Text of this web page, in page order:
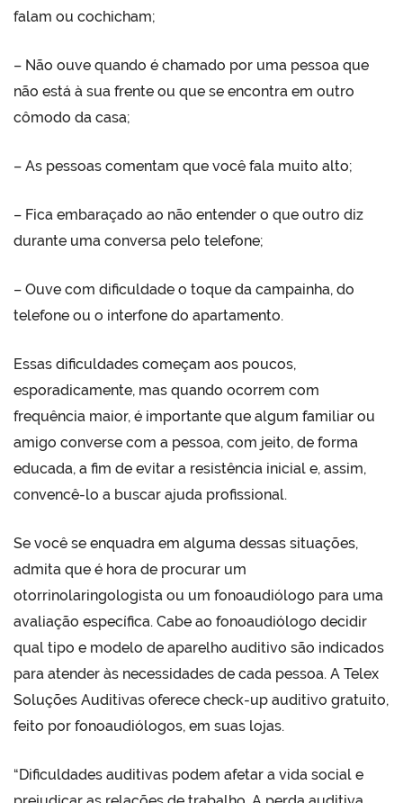
falam ou cochicham;
– Não ouve quando é chamado por uma pessoa que
não está à sua frente ou que se encontra em outro
cômodo da casa;
– As pessoas comentam que você fala muito alto;
– Fica embaraçado ao não entender o que outro diz
durante uma conversa pelo telefone;
– Ouve com dificuldade o toque da campainha, do
telefone ou o interfone do apartamento.
Essas dificuldades começam aos poucos,
esporadicamente, mas quando ocorrem com
frequência maior, é importante que algum familiar ou
amigo converse com a pessoa, com jeito, de forma
educada, a fim de evitar a resistência inicial e, assim,
convencê-lo a buscar ajuda profissional.
Se você se enquadra em alguma dessas situações,
admita que é hora de procurar um
otorrinolaringologista ou um fonoaudiólogo para uma
avaliação específica. Cabe ao fonoaudiólogo decidir
qual tipo e modelo de aparelho auditivo são indicados
para atender às necessidades de cada pessoa. A Telex
Soluções Auditivas oferece check-up auditivo gratuito,
feito por fonoaudiólogos, em suas lojas.
“Dificuldades auditivas podem afetar a vida social e